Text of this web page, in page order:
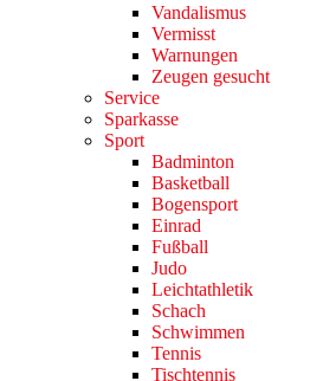
Vandalismus
Vermisst
Warnungen
Zeugen gesucht
Service
Sparkasse
Sport
Badminton
Basketball
Bogensport
Einrad
Fußball
Judo
Leichtathletik
Schach
Schwimmen
Tennis
Tischtennis